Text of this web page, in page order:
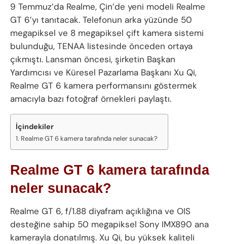
9 Temmuz’da Realme, Çin’de yeni modeli Realme
GT 6’yı tanıtacak. Telefonun arka yüzünde 50
megapiksel ve 8 megapiksel çift kamera sistemi
bulunduğu, TENAA listesinde önceden ortaya
çıkmıştı. Lansman öncesi, şirketin Başkan
Yardımcısı ve Küresel Pazarlama Başkanı Xu Qi,
Realme GT 6 kamera performansını göstermek
amacıyla bazı fotoğraf örnekleri paylaştı.
İçindekiler
Realme GT 6 kamera tarafında neler sunacak?
Realme GT 6 kamera tarafında
neler sunacak?
Realme GT 6, f/1.88 diyafram açıklığına ve OIS
desteğine sahip 50 megapiksel Sony IMX890 ana
kamerayla donatılmış. Xu Qi, bu yüksek kaliteli